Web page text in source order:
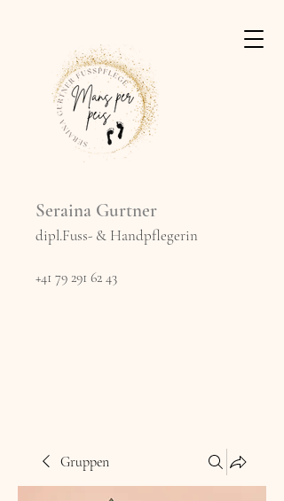
Seraina Gurtner
dipl.Fuss- & Handpflegerin
+41 79 291 62 43
Gruppen